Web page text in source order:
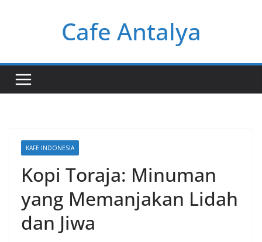
Cafe Antalya
KAFE INDONESIA
Kopi Toraja: Minuman
yang Memanjakan Lidah
dan Jiwa